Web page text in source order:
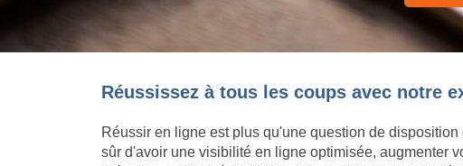
Réussissez à tous les coups avec notre
Réussir en ligne est plus qu'une question de
sûr d'avoir une visibilité en ligne optimisée, augmenter